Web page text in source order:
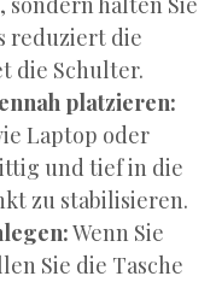
reduziert die
die Schulter.
platzieren:
Laptop oder
und tief in die
zu stabilisieren.
Wenn Sie
Sie die Tasche